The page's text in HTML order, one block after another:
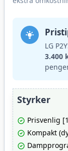
LG
3.400
Styrker
Prisvenlig
Kompakt